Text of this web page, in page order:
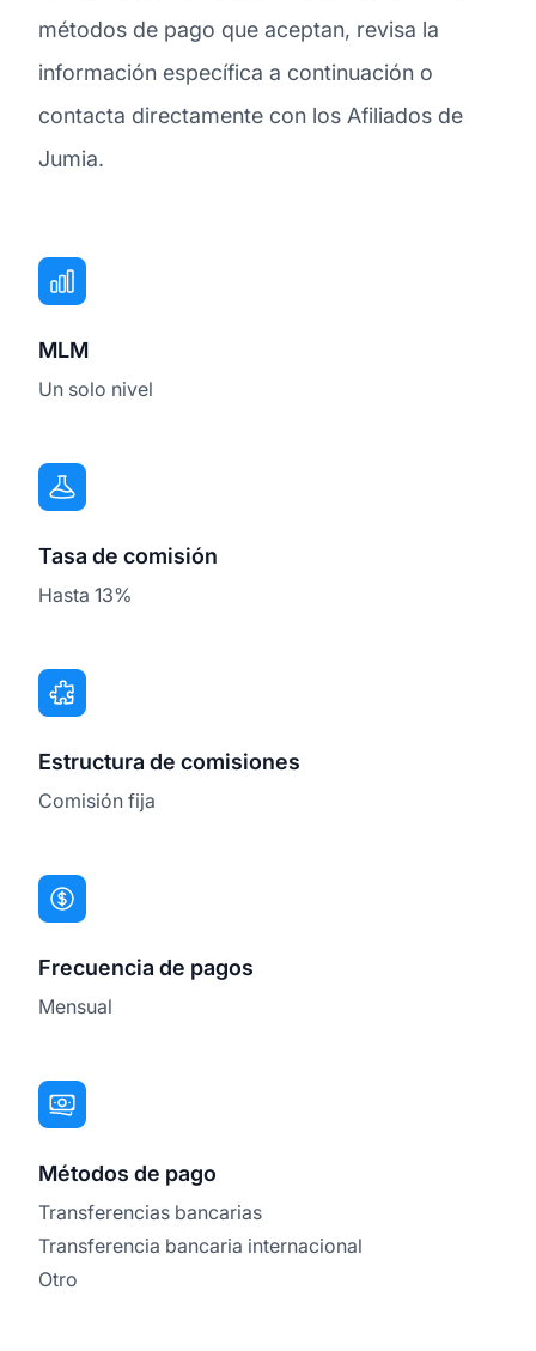
métodos de pago que aceptan, revisa la
información específica a continuación o
contacta directamente con los Afiliados de
Jumia.
MLM
Un solo nivel
Tasa de comisión
Hasta 13%
Estructura de comisiones
Comisión fija
Frecuencia de pagos
Mensual
Métodos de pago
Transferencias bancarias
Transferencia bancaria internacional
Otro